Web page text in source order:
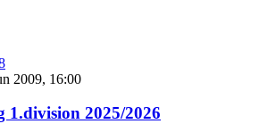
2009, 16:00
1.division 2025/2026